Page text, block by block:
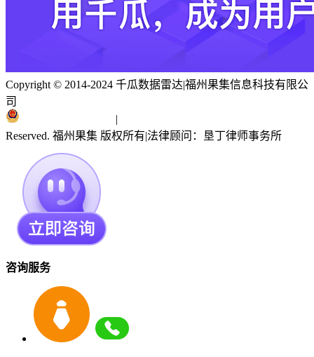
Copyright © 2014-2024 千瓜数据雷达|福州果集信息科技有限公
司
|
Reserved. 福州果集 版权所有|法律顾问：垦丁律师事务所
咨询服务